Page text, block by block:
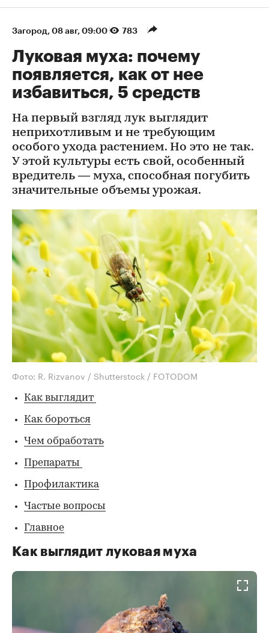
Загород 08 авг, 09:00 783
Луковая муха: почему
появляется, как от нее
избавиться, 5 средств
На первый взгляд лук выглядит
неприхотливым и не требующим
особого ухода растением. Но это не так.
У этой культуры есть свой, особенный
вредитель — муха, способная погубить
значительные объемы урожая.
Фото: R. Rizvanov / Shutterstock / FOTODOM
Как выглядит
Как бороться
Чем обработать
Препараты
Профилактика
Частые вопросы
Главное
Как выглядит луковая муха